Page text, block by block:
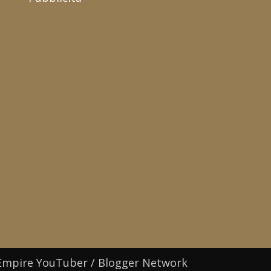
YouTuber / Blogger Network